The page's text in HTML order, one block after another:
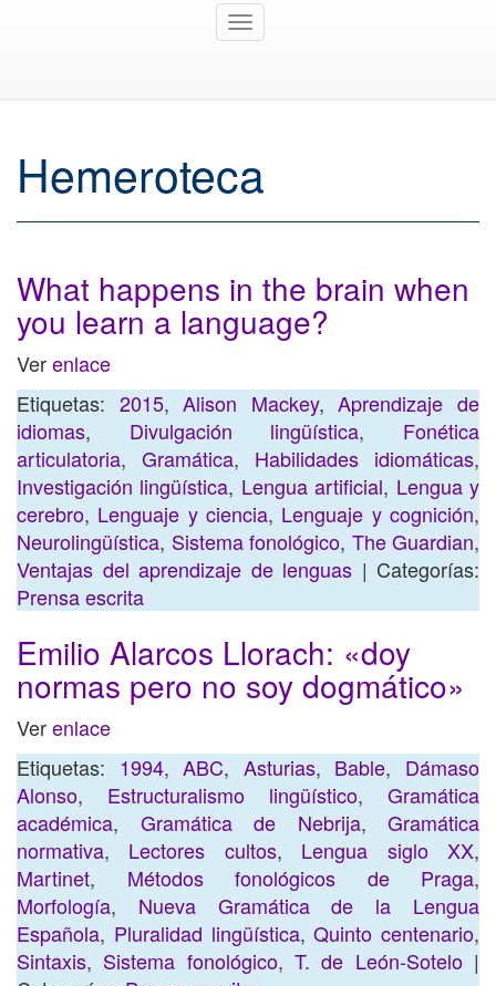
Toggle
Hemeroteca
What happens in the brain when
you learn a language?
Verenlace
Etiquetas: 2015,Alison Mackey,Aprendizaje de
idiomas, Divulgación lingüística, Fonética
articulatoria, Gramática, Habilidades idiomáticas,
Investigación lingüística, Lengua artificial, Lengua y
cerebro, Lenguaje y ciencia, Lenguaje y cognición,
Neurolingüística, Sistema fonológico, The Guardian,
Ventajas del aprendizaje de lenguas | Categorías:
Prensa escrita
Emilio Alarcos Llorach: «doy
normas pero no soy dogmático»
Verenlace
Etiquetas: 1994,ABC, Asturias, Bable, Dámaso
Alonso, Estructuralismo lingüístico, Gramática
académica, Gramática de Nebrija, Gramática
normativa, Lectores cultos, Lengua siglo XX,
Martinet, Métodos fonológicos de Praga,
Morfología, Nueva Gramática de la Lengua
Española, Pluralidad lingüística,Quinto centenario,
Sintaxis, Sistema fonológico,T. de León-Sotelo|